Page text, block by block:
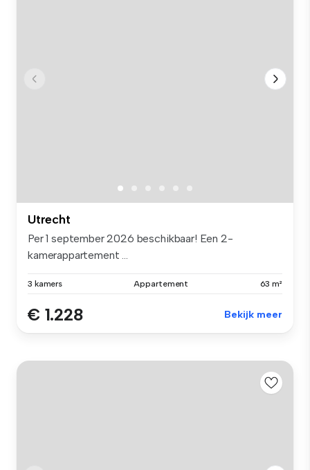
Utrecht
Per 1 september 2026 beschikbaar! Een 2-
kamerappartement ...
3 kamers Appartement 63 m²
€ 1.228 Bekijk meer